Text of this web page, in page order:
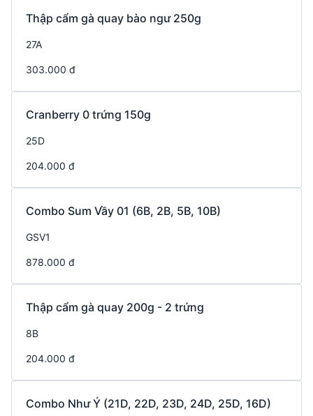
Thập cẩm gà quay bào ngư 250g
27A
303.000 đ
Cranberry 0 trứng 150g
25D
204.000 đ
Combo Sum Vầy 01 (6B, 2B, 5B, 10B)
GSV1
878.000 đ
Thập cẩm gà quay 200g - 2 trứng
8B
204.000 đ
Combo Như Ý (21D, 22D, 23D, 24D, 25D, 16D)